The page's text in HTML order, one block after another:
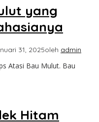
yang
31, 2025oleh admin
Atasi Bau Mulut. Bau
Hitam